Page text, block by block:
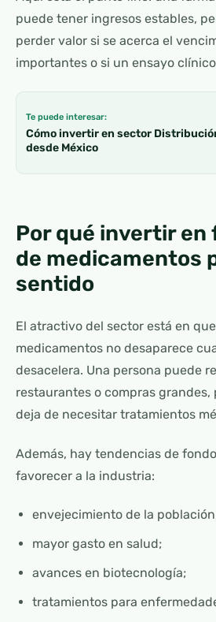
puede tener ingresos estables,
perder valor si se acerca el
importantes o si un ensayo
Te puede interesar:
Cómo invertir en sector
desde México
Por qué invertir
de medicamentos
sentido
El atractivo del sector está en
medicamentos no desaparece
desacelera. Una persona puede
restaurantes o compras
deja de necesitar tratamientos
Además, hay tendencias de
favorecer a la industria:
envejecimiento de la
mayor gasto en salud;
avances en biotecnología;
tratamientos para